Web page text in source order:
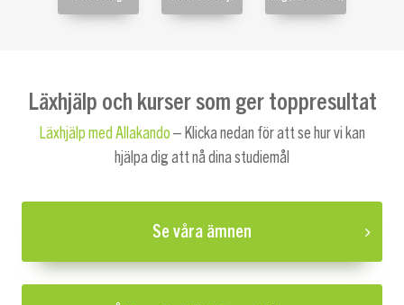
Läxhjälp och kurser som ger toppresultat
Läxhjälp med Allakando – Klicka nedan för att se hur vi kan
hjälpa dig att nå dina studiemål
Se våra ämnen